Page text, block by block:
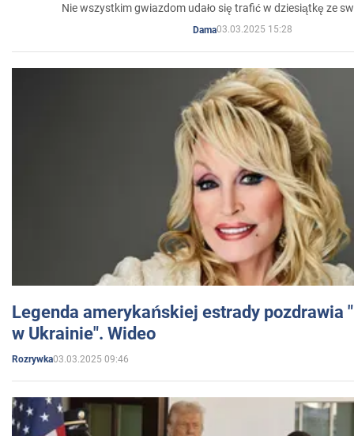
Nie wszystkim gwiazdom udało się trafić w dziesiątkę ze
Dama03.03.2025 15:28
Legenda amerykańskiej estrady pozdrawia
w Ukrainie". Wideo
Rozrywka03.03.2025 09:46